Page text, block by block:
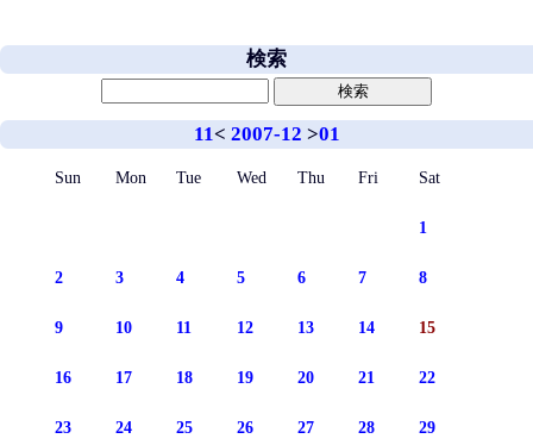
検索
11< 2007-12 >01
Sun Mon Tue Wed Thu Fri Sat
1
2 3 4 5 6 7 8
9 10 11 12 13 14 15
16 17 18 19 20 21 22
23 24 25 26 27 28 29